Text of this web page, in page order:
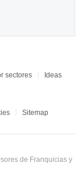
sectores Ideas
Sitemap
de Franquicias y